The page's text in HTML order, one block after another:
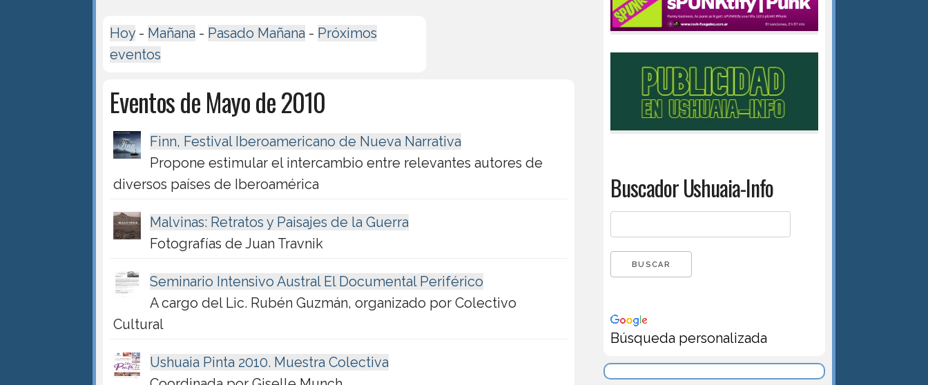
Hoy - Mañana - Pasado Mañana - Próximos
eventos
Eventos de Mayo de 2010
Finn, Festival Iberoamericano de Nueva Narrativa
Propone estimular el intercambio entre relevantes autores de
diversos países de Iberoamérica
Malvinas: Retratos y Paisajes de la Guerra
Fotografías de Juan Travnik
Seminario Intensivo Austral El Documental Periférico
A cargo del Lic. Rubén Guzmán, organizado por Colectivo
Cultural
Ushuaia Pinta 2010. Muestra Colectiva
Buscador Ushuaia-Info
Búsqueda personalizada